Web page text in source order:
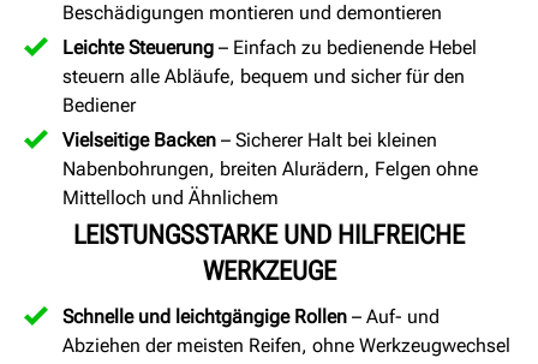
Beschädigungen montieren und demontieren
Leichte Steuerung – Einfach zu bedienende Hebel
steuern alle Abläufe, bequem und sicher für den
Bediener
Vielseitige Backen – Sicherer Halt bei kleinen
Nabenbohrungen, breiten Alurädern, Felgen ohne
Mittelloch und Ähnlichem
LEISTUNGSSTARKE UND HILFREICHE
WERKZEUGE
Schnelle und leichtgängige Rollen – Auf- und
Abziehen der meisten Reifen, ohne Werkzeugwechsel